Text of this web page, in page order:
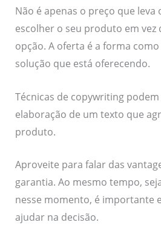
Não é apenas o preço que leva
escolher o seu produto em
opção. A oferta é a forma
solução que está oferecendo.
Técnicas de copywriting
elaboração de um texto que
produto.
Aproveite para falar das
garantia. Ao mesmo tempo,
nesse momento, é importante
ajudar na decisão.